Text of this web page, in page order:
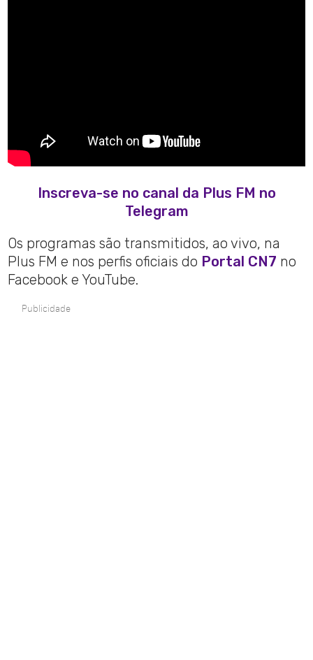
Inscreva-se no canal da Plus FM no
Telegram
Os programas são transmitidos, ao vivo, na
Plus FM e nos perfis oficiais do Portal CN7 no
Facebook e YouTube.
Publicidade